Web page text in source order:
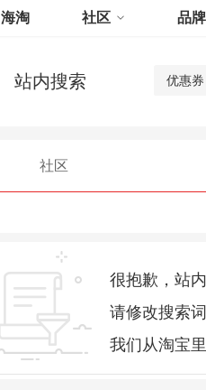
海淘 社区 品牌
站内搜索
社区
很抱歉，站
请修改搜索
我们从淘宝